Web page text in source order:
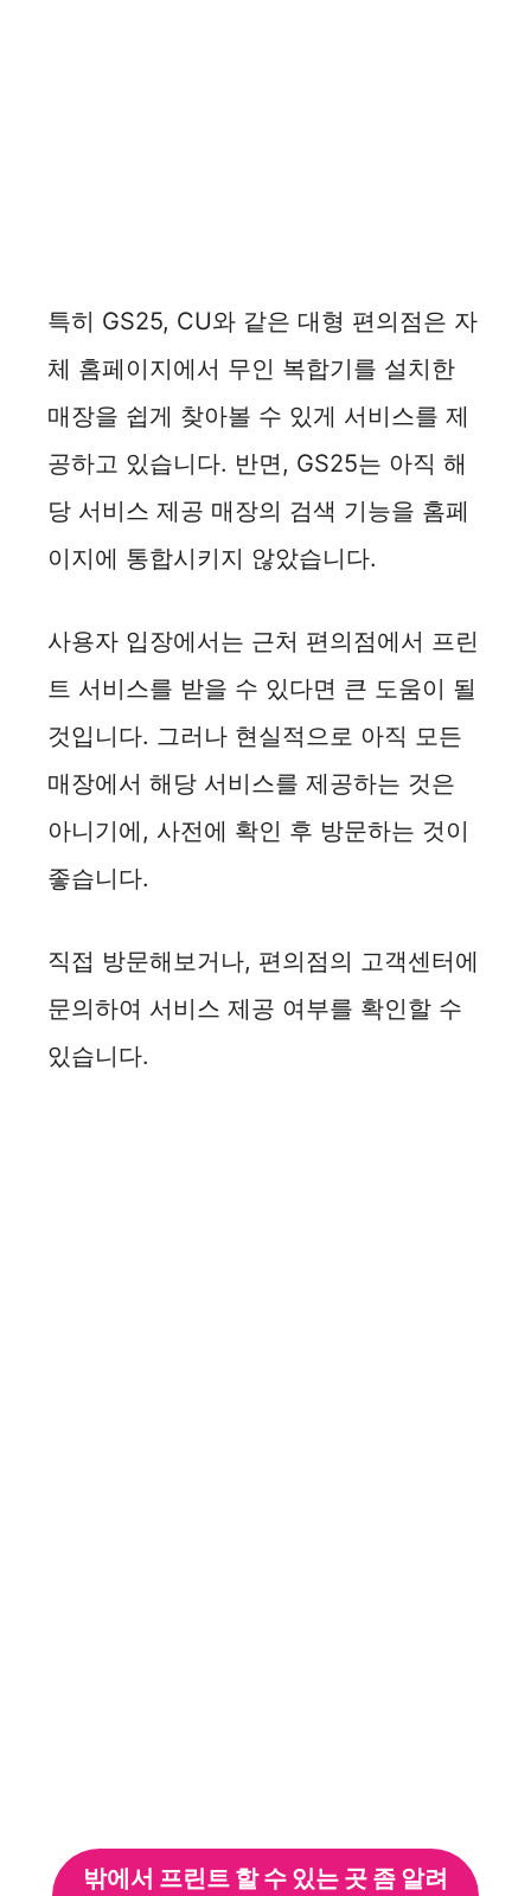
특히 GS25, CU와 같은 대형 편의점은 자
체 홈페이지에서 무인 복합기를 설치한
매장을 쉽게 찾아볼 수 있게 서비스를 제
공하고 있습니다. 반면, GS25는 아직 해
당 서비스 제공 매장의 검색 기능을 홈페
이지에 통합시키지 않았습니다.
사용자 입장에서는 근처 편의점에서 프린
트 서비스를 받을 수 있다면 큰 도움이 될
것입니다. 그러나 현실적으로 아직 모든
매장에서 해당 서비스를 제공하는 것은
아니기에, 사전에 확인 후 방문하는 것이
좋습니다.
직접 방문해보거나, 편의점의 고객센터에
문의하여 서비스 제공 여부를 확인할 수
있습니다.
밖에서 프린트 할 수 있는 곳 좀 알려